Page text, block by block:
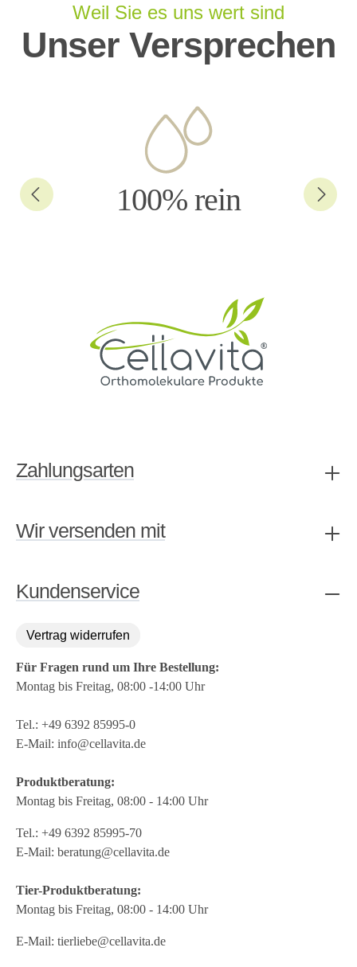
Weil Sie es uns wert sind
Unser Versprechen
100% rein
Zahlungsarten
Wir versenden mit
Kundenservice
Vertrag widerrufen
Für Fragen rund um Ihre Bestellung:
Montag bis Freitag, 08:00 -14:00 Uhr
Tel.: +49 6392 85995-0
E-Mail: info@cellavita.de
Produktberatung:
Montag bis Freitag, 08:00 - 14:00 Uhr
Tel.: +49 6392 85995-70
E-Mail: beratung@cellavita.de
Tier-Produktberatung:
Montag bis Freitag, 08:00 - 14:00 Uhr
E-Mail: tierliebe@cellavita.de